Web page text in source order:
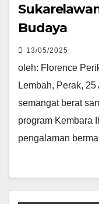
Budaya
13/05/2025
oleh: Florence
Lembah, Perak,
semangat berat
program Kembara
pengalaman